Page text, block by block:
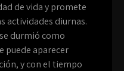
de vida y promete
actividades diurnas.
durmió como
puede aparecer
y con el tiempo